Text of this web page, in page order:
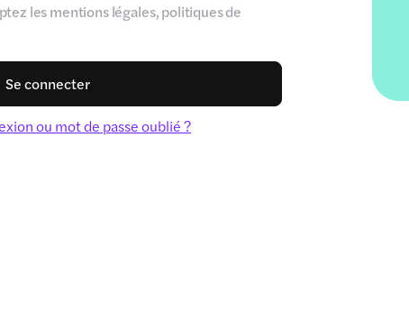
les mentions légales, politiques de
Se connecter
ou mot de passe oublié ?